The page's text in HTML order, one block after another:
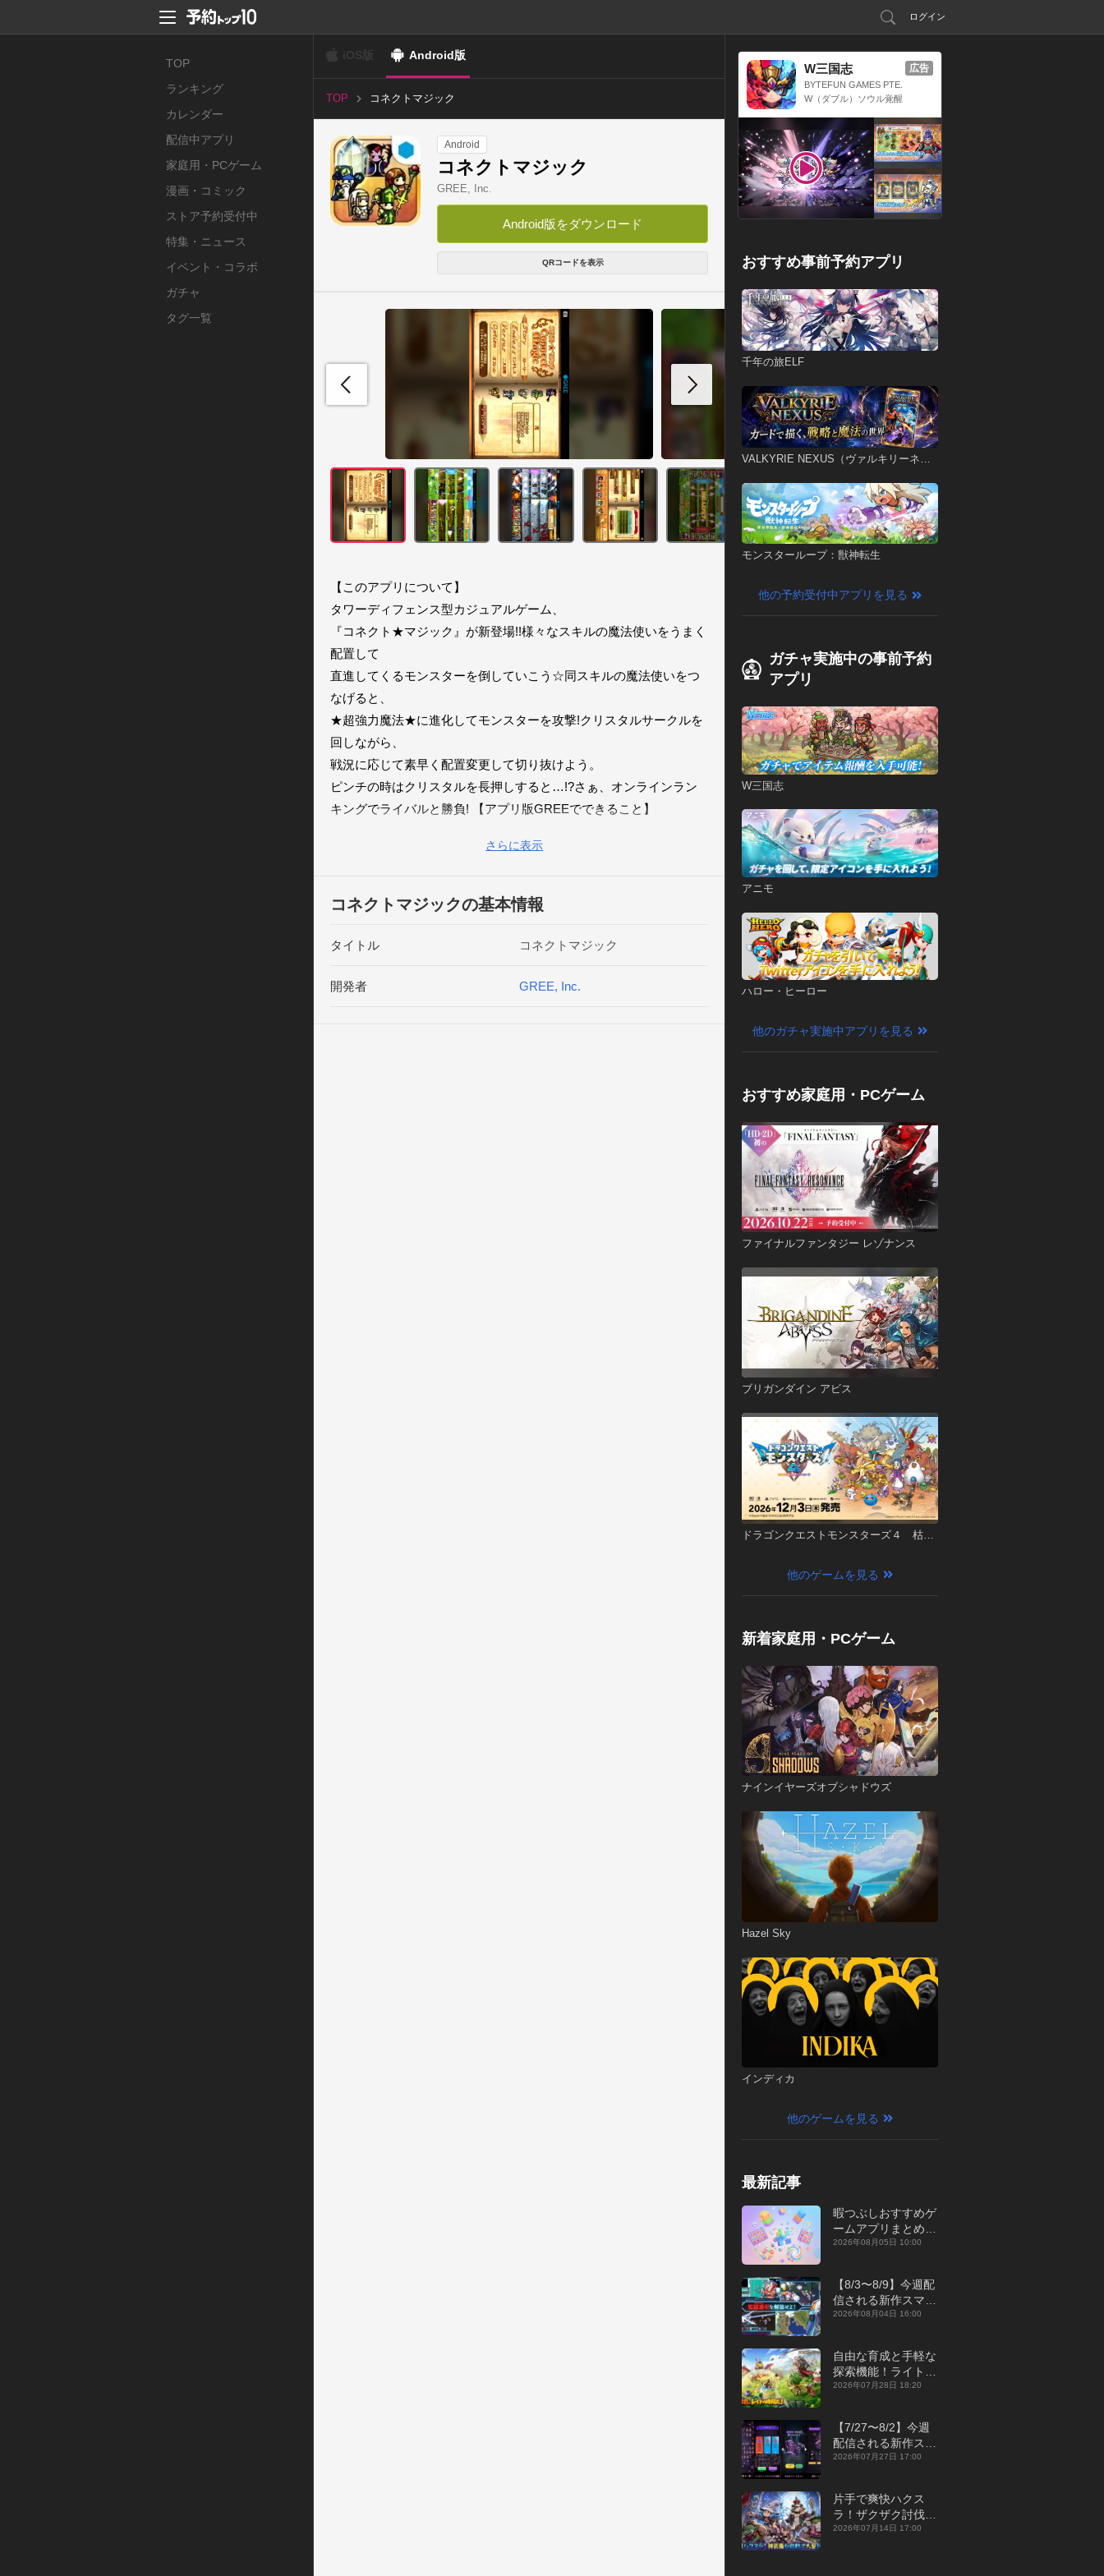
ログイン
TOP
ランキング
カレンダー
配信中アプリ
家庭用・PCゲーム
漫画・コミック
ストア予約受付中
特集・ニュース
イベント・コラボ
ガチャ
タグ一覧
Android版
TOP コネクトマジック
Android
コネクトマジック
GREE, Inc.
Android版をダウンロード
QRコードを表示
【このアプリについて】
タワーディフェンス型カジュアルゲーム、
『コネクト★マジック』が新登場!!様々なスキルの魔法使いをうまく
配置して
直進してくるモンスターを倒していこう☆同スキルの魔法使いをつ
なげると、
★超強力魔法★に進化してモンスターを攻撃!クリスタルサークルを
回しながら、
戦況に応じて素早く配置変更して切り抜けよう。
ピンチの時はクリスタルを長押しすると…!?さぁ、オンラインラン
キングでライバルと勝負! 【アプリ版GREEでできること】
・友だちと今の気持ちや写真を通じたコミュニケーションを楽しむ
・Androidに登録してある連絡先から友だちを検索・招待できます。
・様々なテーマのコミュニティへ参加し、同じ興味を持った友だち
さらに表示
コネクトマジックの基本情報
タイトル コネクトマジック
開発者 GREE, Inc.
W三国志
BYTEFUN GAMES PTE.
LTD.
W（ダブル）ソウル覚醒
広告
おすすめ事前予約アプリ
千年の旅ELF
VALKYRIE NEXUS（ヴァルキリーネク
モンスターループ：獣神転生
他の予約受付中アプリを見る
ガチャ実施中の事前予約
アプリ
W三国志
アニモ
ハロー・ヒーロー
他のガチャ実施中アプリを見る
おすすめ家庭用・PCゲーム
ファイナルファンタジー レゾナンス
ブリガンダイン アビス
ドラゴンクエストモンスターズ４ 枯れ
他のゲームを見る
新着家庭用・PCゲーム
ナインイヤーズオブシャドウズ
Hazel Sky
インディカ
他のゲームを見る
最新記事
暇つぶしおすすめゲ
ームアプリまとめ｜
オフライン対応あり
2026年08月05日 10:00
【8/3〜8/9】今週配
信される新作スマホ
ゲームをまとめてお
2026年08月04日 16:00
自由な育成と手軽な
探索機能！ライトカ
ジュアルMMORPG
P】
2026年07月28日 18:20
【7/27〜8/2】今週
配信される新作スマ
ホゲームをまとめて
2026年07月27日 17:00
片手で爽快ハクス
ラ！ザクザク討伐し
て神装備を集める放
2026年07月14日 17:00